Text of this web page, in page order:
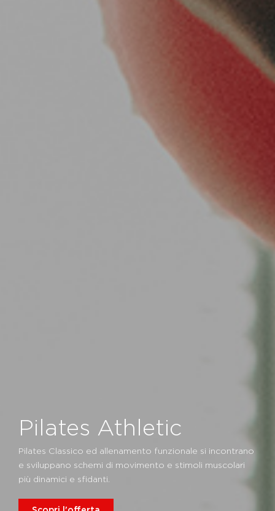
Pilates Athletic
Pilates Classico ed allenamento funzionale si incontrano
e sviluppano schemi di movimento e stimoli muscolari
più dinamici e sfidanti.